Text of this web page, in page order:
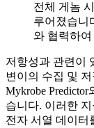
전체 게놈
루어졌습니
와 협력하여
저항성과 관련이
변이의 수집 및 저
Mykrobe
습니다. 이러한
전자 서열 데이터